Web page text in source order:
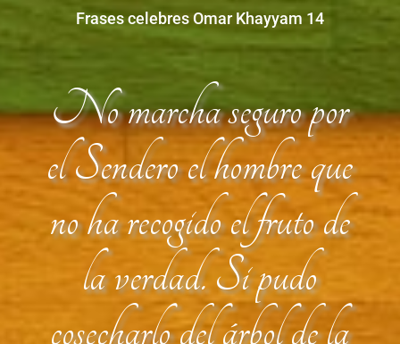
Frases celebres Omar Khayyam 14
No marcha seguro por
el Sendero el hombre que
no ha recogido el fruto de
la verdad. Si pudo
cosecharlo del árbol de la